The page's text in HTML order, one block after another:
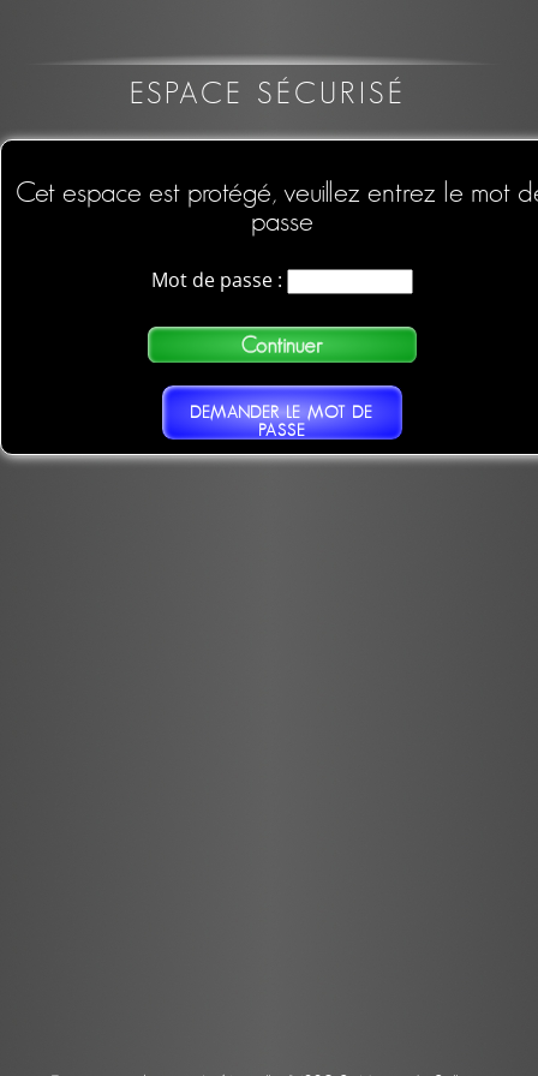
ESPACE SÉCURISÉ
Cet espace est protégé, veuillez entrez le mot
passe
Mot de passe :
DEMANDER LE MOT DE
PASSE